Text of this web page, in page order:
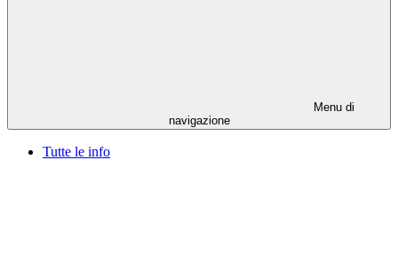
Menu di
navigazione
Tutte le info